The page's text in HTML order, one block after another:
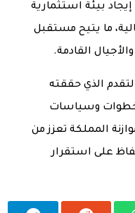
بيئة استثمارية
ما يتيح مستقبل
القادمة.
الذي حققته
رؤية 2030 نتيجة خطوات وسياسات
المملكة تعزز من
على استقرار